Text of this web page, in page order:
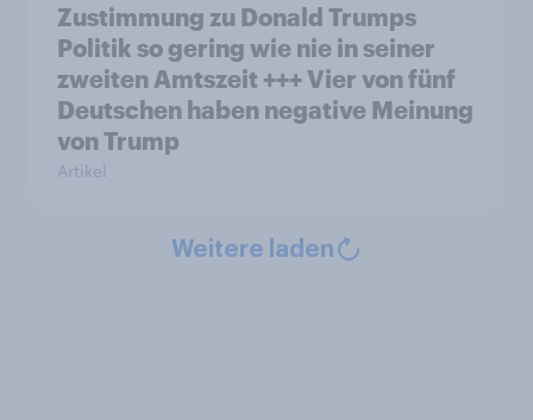
Zustimmung zu Donald Trumps
Politik so gering wie nie in seiner
zweiten Amtszeit +++ Vier von fünf
Deutschen haben negative Meinung
von Trump
Artikel
Weitere laden